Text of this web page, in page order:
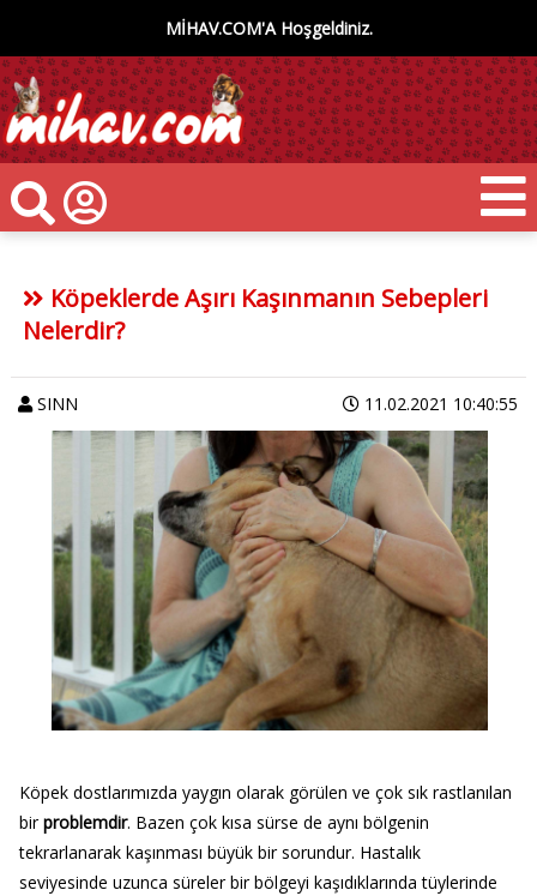
MİHAV.COM'A Hoşgeldiniz.
Köpeklerde Aşırı Kaşınmanın Sebepleri
Nelerdir?
SINN 11.02.2021 10:40:55
Köpek dostlarımızda yaygın olarak görülen ve çok sık rastlanılan
birproblemdir. Bazen çok kısa sürse de aynı bölgenin
tekrarlanarak kaşınması büyük bir sorundur. Hastalık
seviyesinde uzunca süreler bir bölgeyi kaşıdıklarında tüylerinde